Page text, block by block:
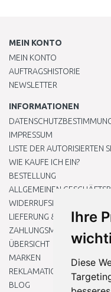
Ihre
Diese
MEIN KONTO
MEIN KONTO
AUFTRAGSHISTORIE
NEWSLETTER
INFORMATIONEN
IMPRESSUM
LISTE DER AUTORISIERTEN
WIE KAUFE ICH EIN?
BESTELLUNG
ALLGEMEINEN
WIDERRUFSRECHT
LIEFERUNG & ZAHLUNG
ZAHLUNGSMETHODEN
ÜBERSICHT
MARKEN
REKLAMATIONEN UND
BLOG